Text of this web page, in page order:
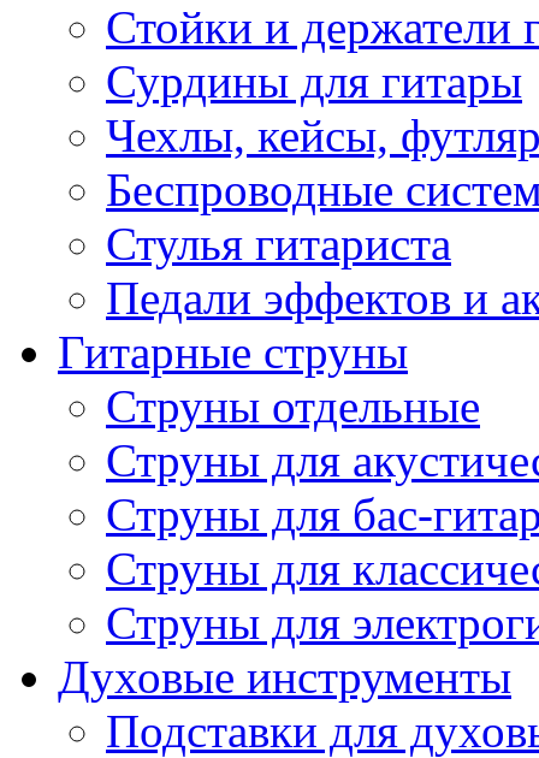
Стойки и держатели
Сурдины для гитары
Чехлы, кейсы,
Беспроводные
Стулья гитариста
Педали эффектов и
Гитарные струны
Струны отдельные
Струны для
Струны для бас-
Струны для
Струны для
Духовые инструменты
Подставки для